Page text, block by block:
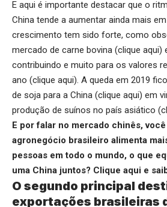
E aqui é importante destacar que o
China tende a aumentar ainda mais
crescimento tem sido forte, como
mercado de carne bovina (clique aqui)
contribuindo e muito para os valores
ano (clique aqui). A queda em 2019
de soja para a China (clique aqui) em
produção de suínos no país asiático (
E por falar no mercado chinês,
agronegócio brasileiro alimenta
pessoas em todo o mundo, o que
uma China juntos? Clique aqui e
O segundo principal
exportações brasileiras